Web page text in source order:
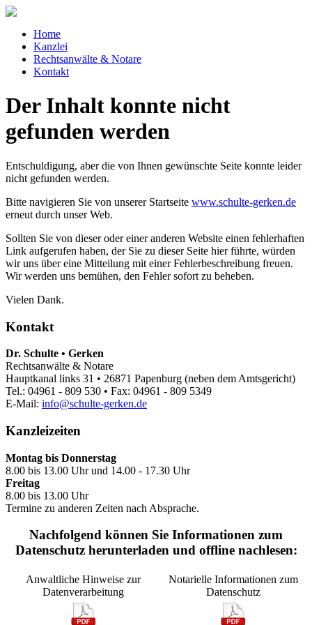
Home
Kanzlei
Rechtsanwälte & Notare
Kontakt
Der Inhalt konnte nicht
gefunden werden
Entschuldigung, aber die von Ihnen gewünschte Seite konnte leider
nicht gefunden werden.
Bitte navigieren Sie von unserer Startseite www.schulte-gerken.de
erneut durch unser Web.
Sollten Sie von dieser oder einer anderen Website einen fehlerhaften
Link aufgerufen haben, der Sie zu dieser Seite hier führte, würden
wir uns über eine Mitteilung mit einer Fehlerbeschreibung freuen.
Wir werden uns bemühen, den Fehler sofort zu beheben.
Vielen Dank.
Kontakt
Dr. Schulte • Gerken
Rechtsanwälte & Notare
Hauptkanal links 31 • 26871 Papenburg (neben dem Amtsgericht)
Tel.: 04961 - 809 530 • Fax: 04961 - 809 5349
E-Mail: info@schulte-gerken.de
Kanzleizeiten
Montag bis Donnerstag
8.00 bis 13.00 Uhr und 14.00 - 17.30 Uhr
Freitag
8.00 bis 13.00 Uhr
Termine zu anderen Zeiten nach Absprache.
Nachfolgend können Sie Informationen zum
Datenschutz herunterladen und offline nachlesen:
Anwaltliche Hinweise zur
Datenverarbeitung
Notarielle Informationen zum
Datenschutz